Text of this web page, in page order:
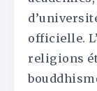
officielle.
religions